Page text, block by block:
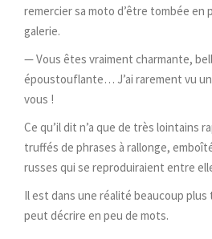
remercier sa moto d’être tombée en
galerie.
— Vous êtes vraiment charmante,
époustouflante… J’ai rarement vu
vous !
Ce qu’il dit n’a que de très lointains
truffés de phrases à rallonge,
russes qui se reproduiraient entre
Il est dans une réalité beaucoup plus
peut décrire en peu de mots.